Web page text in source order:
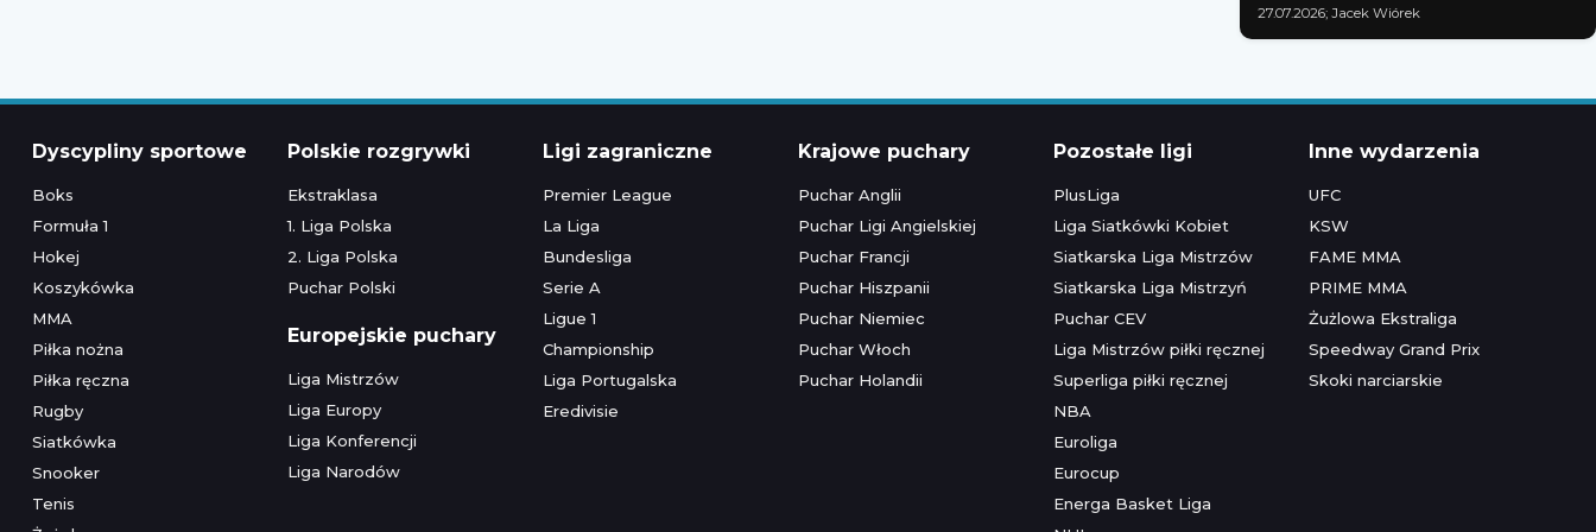
27.07.2026; Jacek Wiórek
Dyscypliny sportowe
Boks
Formuła 1
Hokej
Koszykówka
MMA
Piłka nożna
Piłka ręczna
Rugby
Siatkówka
Snooker
Tenis
Polskie rozgrywki
Ekstraklasa
1. Liga Polska
2. Liga Polska
Puchar Polski
Europejskie puchary
Liga Mistrzów
Liga Europy
Liga Konferencji
Liga Narodów
Ligi zagraniczne
Premier League
La Liga
Bundesliga
Serie A
Ligue 1
Championship
Liga Portugalska
Eredivisie
Krajowe puchary
Puchar Anglii
Puchar Ligi Angielskiej
Puchar Francji
Puchar Hiszpanii
Puchar Niemiec
Puchar Włoch
Puchar Holandii
Pozostałe ligi
PlusLiga
Liga Siatkówki Kobiet
Siatkarska Liga Mistrzów
Siatkarska Liga Mistrzyń
Puchar CEV
Liga Mistrzów piłki ręcznej
Superliga piłki ręcznej
NBA
Euroliga
Eurocup
Energa Basket Liga
Inne wydarzenia
UFC
KSW
FAME MMA
PRIME MMA
Żużlowa Ekstraliga
Speedway Grand Prix
Skoki narciarskie